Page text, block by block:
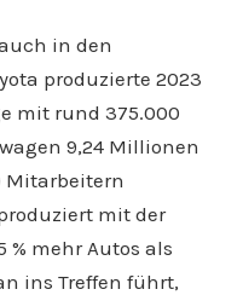
in den
produzierte 2023
mit rund 375.000
9,24 Millionen
Mitarbeitern
mit der
mehr Autos als
ins Treffen führt,